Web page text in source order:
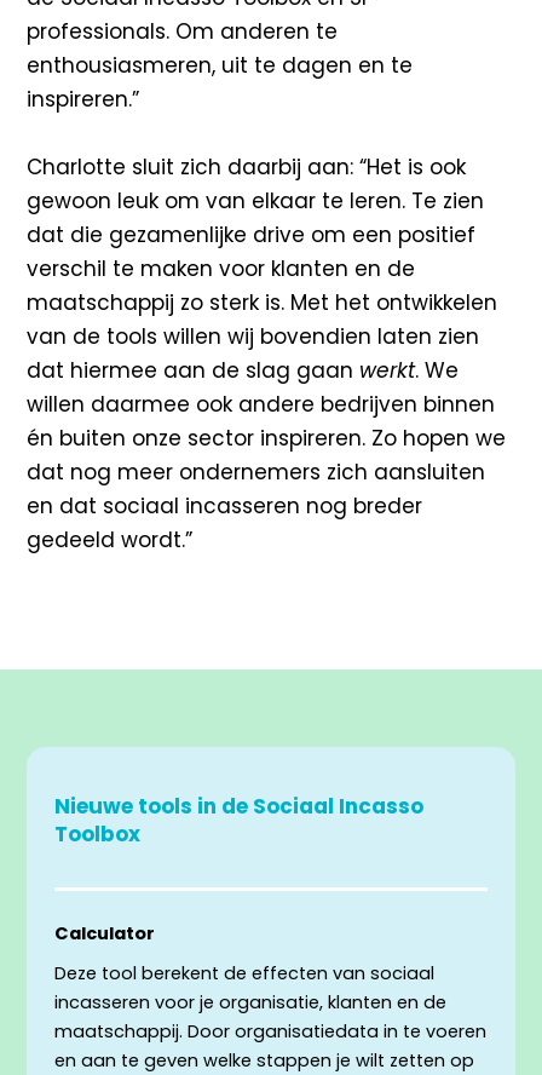
professionals. Om anderen te
enthousiasmeren, uit te dagen en te
inspireren.”
Charlotte sluit zich daarbij aan: “Het is ook
gewoon leuk om van elkaar te leren. Te zien
dat die gezamenlijke drive om een positief
verschil te maken voor klanten en de
maatschappij zo sterk is. Met het ontwikkelen
van de tools willen wij bovendien laten zien
dat hiermee aan de slag gaan werkt. We
willen daarmee ook andere bedrijven binnen
én buiten onze sector inspireren. Zo hopen we
dat nog meer ondernemers zich aansluiten
en dat sociaal incasseren nog breder
gedeeld wordt.”
Nieuwe tools in de Sociaal Incasso
Toolbox
Calculator
Deze tool berekent de effecten van sociaal
incasseren voor je organisatie, klanten en de
maatschappij. Door organisatiedata in te voeren
en aan te geven welke stappen je wilt zetten op